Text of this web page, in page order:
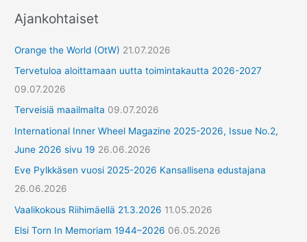
Ajankohtaiset
Orange the World (OtW) 21.07.2026
Tervetuloa aloittamaan uutta toimintakautta 2026-2027
09.07.2026
Terveisiä maailmalta 09.07.2026
International Inner Wheel Magazine 2025-2026, Issue No.2,
June 2026 sivu 19 26.06.2026
Eve Pylkkäsen vuosi 2025-2026 Kansallisena edustajana
26.06.2026
Vaalikokous Riihimäellä 21.3.2026 11.05.2026
Elsi Torn In Memoriam 1944–2026 06.05.2026